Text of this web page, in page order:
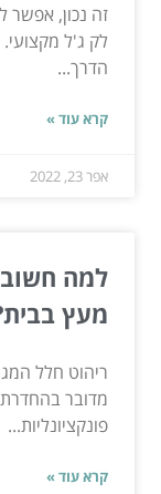
זה נכון, אפשר
לק ג'ל
הדרך...
קרא עוד »
אפר 23, 2022
למה
מעץ
ריהוט חלל
מדובר
פונקציונליות...
קרא עוד »